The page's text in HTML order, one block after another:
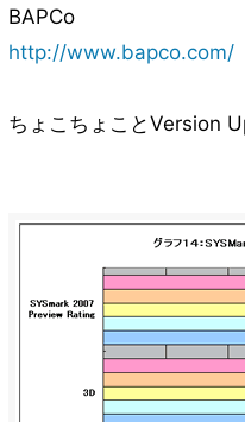
12
13 テスト結果 - 消費電
BAPCo
http://www.bapco.com/
ちょこちょことVersion